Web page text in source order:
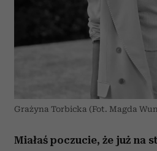
Grażyna Torbicka (Fot. Magda
Miałaś poczucie, że już na